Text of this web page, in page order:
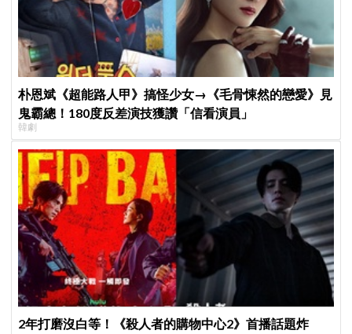
朴恩斌《超能路人甲》搞怪少女→《毛骨悚然的戀愛》見
鬼霸總！180度反差演技獲讚「信看演員」
韓劇
2年打磨沒白等！《殺人者的購物中心2》首播話題炸